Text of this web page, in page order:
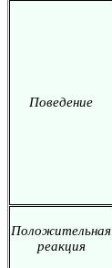
Поведение
Положительная
реакция